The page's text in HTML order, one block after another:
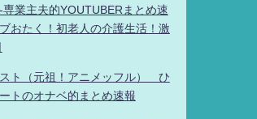
業主夫的YOUTUBERまとめ速
おたく！初老人の介護生活！激
ト（元祖！アニメッフル） ひ
トのオナベ的まとめ速報